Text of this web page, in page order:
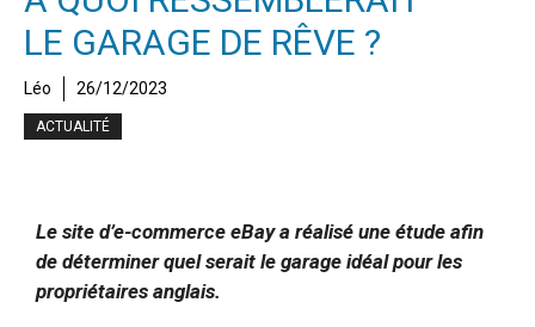
LE GARAGE DE RÊVE ?
Léo 26/12/2023
ACTUALITÉ
Le site d’e-commerce eBay a réalisé une étude afin
de déterminer quel serait le garage idéal pour les
propriétaires anglais.